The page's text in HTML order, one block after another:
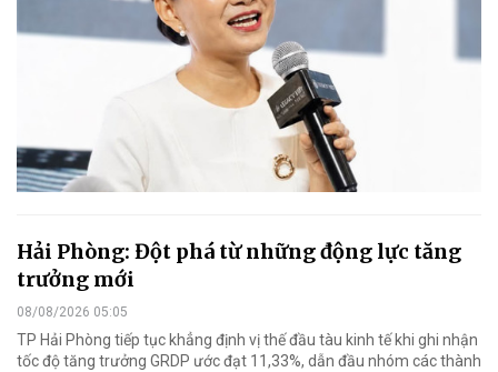
Hải Phòng: Đột phá từ những động lực tăng
trưởng mới
08/08/2026 05:05
TP Hải Phòng tiếp tục khẳng định vị thế đầu tàu kinh tế khi ghi nhận
tốc độ tăng trưởng GRDP ước đạt 11,33%, dẫn đầu nhóm các thành